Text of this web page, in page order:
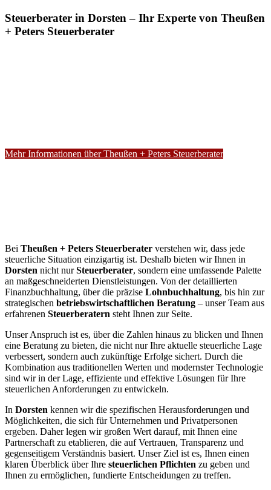
Steuerberater in Dorsten – Ihr Experte von Theußen
+ Peters Steuerberater
Mehr Informationen über Theußen + Peters Steuerberater
Bei Theußen + Peters Steuerberater verstehen wir, dass jede
steuerliche Situation einzigartig ist. Deshalb bieten wir Ihnen in
Dorsten nicht nurSteuerberater, sondern eine umfassende Palette
an maßgeschneiderten Dienstleistungen. Von der detaillierten
Finanzbuchhaltung, über die präzise Lohnbuchhaltung, bis hin zur
strategischen betriebswirtschaftlichen Beratung – unser Team aus
erfahrenen Steuerberatern steht Ihnen zur Seite.
Unser Anspruch ist es, über die Zahlen hinaus zu blicken und Ihnen
eine Beratung zu bieten, die nicht nur Ihre aktuelle steuerliche Lage
verbessert, sondern auch zukünftige Erfolge sichert. Durch die
Kombination aus traditionellen Werten und modernster Technologie
sind wir in der Lage, effiziente und effektive Lösungen für Ihre
steuerlichen Anforderungen zu entwickeln.
In Dorsten kennen wir die spezifischen Herausforderungen und
Möglichkeiten, die sich für Unternehmen und Privatpersonen
ergeben. Daher legen wir großen Wert darauf, mit Ihnen eine
Partnerschaft zu etablieren, die auf Vertrauen, Transparenz und
gegenseitigem Verständnis basiert. Unser Ziel ist es, Ihnen einen
klaren Überblick über Ihre steuerlichen Pflichten zu geben und
Ihnen zu ermöglichen, fundierte Entscheidungen zu treffen.